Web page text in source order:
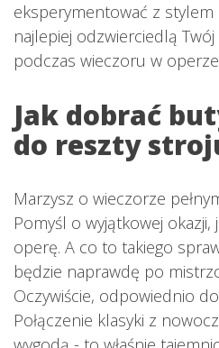
eksperymentować z
najlepiej odzwierciedlą
podczas wieczoru w
Jak dobrać
do reszty
Marzysz o wieczorze
Pomyśl o wyjątkowej okazji,
operę. A co to takiego
będzie naprawdę po
Oczywiście, odpowiednio
Połączenie klasyki z